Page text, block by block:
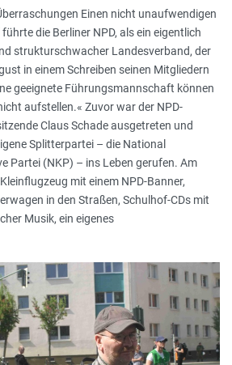
Einen nicht unaufwendigen
die Berliner NPD, als ein eigentlich
strukturschwacher Landesverband, der
in einem Schreiben seinen Mitgliedern
geeignete Führungsmannschaft können
aufstellen.« Zuvor war der NPD-
Claus Schade ausgetreten und
Splitterpartei – die National
Partei (NKP) – ins Leben gerufen. Am
mit einem NPD-Banner,
in den Straßen, Schulhof-CDs mit
Musik, ein eigenes